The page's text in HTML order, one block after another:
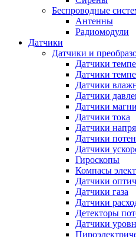
Беспроводные
Антенны
Радиомодули
Датчики
Датчики и
Датчики
Датчики
Датчики
Датчики
Датчики
Датчики тока
Датчики
Датчики
Датчики
Гироскопы
Компасы
Датчики
Датчики газа
Датчики
Детекторы
Датчики